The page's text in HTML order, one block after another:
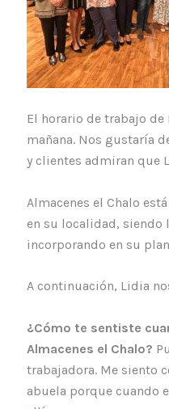
El horario de trabajo de
mañana. Nos gustaría
y clientes admiran que
Almacenes el Chalo
en su localidad, siendo
incorporando en su
A continuación, Lidia
¿Cómo te sentiste
Almacenes el Chalo?
trabajadora. Me siento
abuela porque cuando